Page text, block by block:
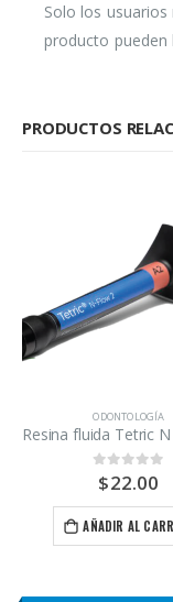
Solo los
producto pueden
PRODUCTOS
ODONTOLOGÍA
0out of 5
$22.00
AÑADIR AL